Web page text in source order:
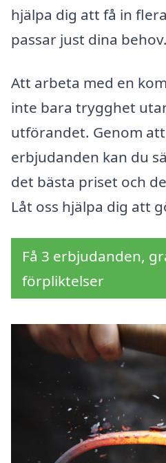
hjälpa dig att få in
passar just dina behov.
Att arbeta med en
inte bara trygghet
utförandet. Genom
erbjudanden kan du
det bästa priset och
Låt oss hjälpa dig att
Få 3 erbjudanden,
förpliktelser